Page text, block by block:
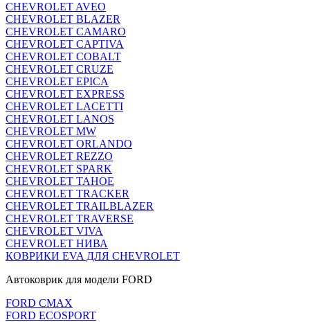
CHEVROLET AVEO
CHEVROLET BLAZER
CHEVROLET CAMARO
CHEVROLET CAPTIVA
CHEVROLET COBALT
CHEVROLET CRUZE
CHEVROLET EPICA
CHEVROLET EXPRESS
CHEVROLET LACETTI
CHEVROLET LANOS
CHEVROLET MW
CHEVROLET ORLANDO
CHEVROLET REZZO
CHEVROLET SPARK
CHEVROLET TAHOE
CHEVROLET TRACKER
CHEVROLET TRAILBLAZER
CHEVROLET TRAVERSE
CHEVROLET VIVA
CHEVROLET НИВА
КОВРИКИ EVA ДЛЯ CHEVROLET
Автоковрик для модели FORD
FORD CMAX
FORD ECOSPORT